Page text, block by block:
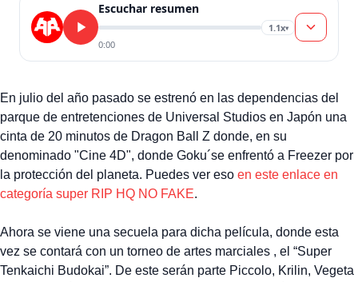
Escuchar resumen
1.1x▾
0:00
En julio del año pasado se estrenó en las dependencias del
parque de entretenciones de Universal Studios en Japón una
cinta de 20 minutos de Dragon Ball Z donde, en su
denominado "Cine 4D", donde Goku´se enfrentó a Freezer por
la protección del planeta. Puedes ver eso en este enlace en
categoría super RIP HQ NO FAKE.
Ahora se viene una secuela para dicha película, donde esta
vez se contará con un torneo de artes marciales , el “Super
Tenkaichi Budokai”. De este serán parte Piccolo, Krilin, Vegeta